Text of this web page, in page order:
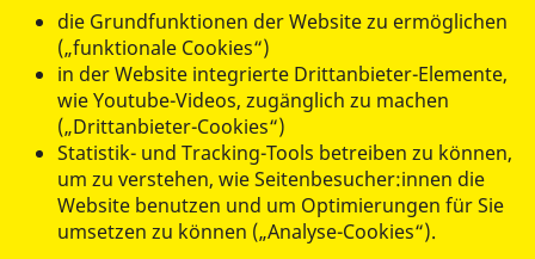
datenschutzkonform mitShariff
die Grundfunktionen der Website zu ermöglichen
(„funktionale Cookies“)
in der Website integrierte Drittanbieter-Elemente,
wie Youtube-Videos, zugänglich zu machen
(„Drittanbieter-Cookies“)
Statistik- und Tracking-Tools betreiben zu können,
um zu verstehen, wie Seitenbesucher:innen die
Website benutzen und um Optimierungen für Sie
umsetzen zu können („Analyse-Cookies“).